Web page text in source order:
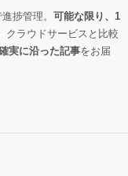
捗管理。 可能な限り、1
クラウドサービスと比較
実に沿った記事をお届